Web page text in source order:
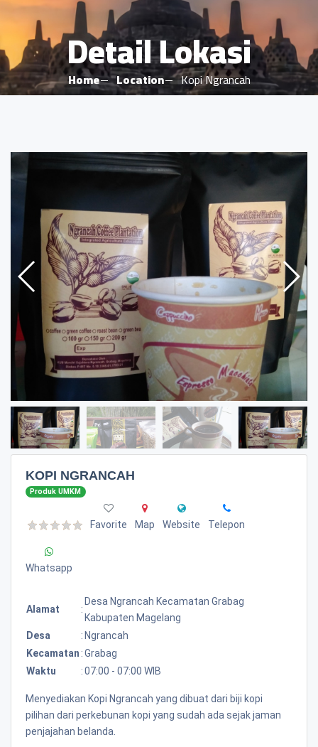
Detail Lokasi
Home Location Kopi Ngrancah
KOPI NGRANCAH
Produk UMKM
Favorite Map Website Telepon
Whatsapp
Alamat :
Desa Ngrancah Kecamatan Grabag
Kabupaten Magelang
Desa
: Ngrancah
Kecamatan :Grabag
Waktu
:07:00 - 07:00 WIB
Menyediakan Kopi Ngrancah yang dibuat dari biji kopi
pilihan dari perkebunan kopi yang sudah ada sejak jaman
penjajahan belanda.